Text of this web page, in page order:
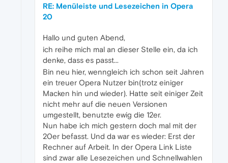
RE: Menüleiste und Lesezeichen in Opera
20
Hallo und guten Abend,
ich reihe mich mal an dieser Stelle ein, da ich
denke, dass es passt...
Bin neu hier, wenngleich ich schon seit Jahren
ein treuer Opera Nutzer bin(trotz einiger
Macken hin und wieder). Hatte seit einiger Zeit
nicht mehr auf die neuen Versionen
umgestellt, benutzte ewig die 12er.
Nun habe ich mich gestern doch mal mit der
20er befasst. Und da war es wieder: Erst der
Rechner auf Arbeit. In der Opera Link Liste
sind zwar alle Lesezeichen und Schnellwahlen